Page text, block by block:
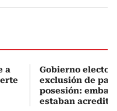
a
Gobierno electo
exclusión de
posesión:
estaban